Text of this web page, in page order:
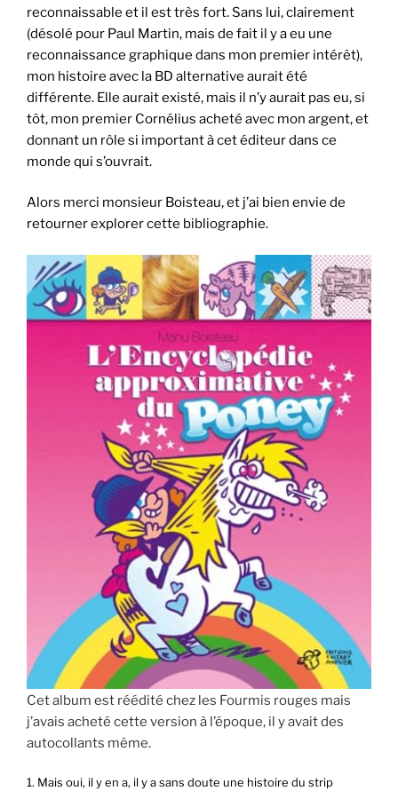
reconnaissable et il est très fort. Sans lui, clairement
(désolé pour Paul Martin, mais de fait il y a eu une
reconnaissance graphique dans mon premier intérêt),
mon histoire avec la BD alternative aurait été
différente. Elle aurait existé, mais il n’y aurait pas eu, si
tôt, mon premier Cornélius acheté avec mon argent, et
donnant un rôle si important à cet éditeur dans ce
monde qui s’ouvrait.
Alors merci monsieur Boisteau, et j’ai bien envie de
retourner explorer cette bibliographie.
Cet album est réédité chez les Fourmis rouges mais
j’avais acheté cette version à l’époque, il y avait des
autocollants même.
1. Mais oui, il y en a, il y a sans doute une histoire du strip